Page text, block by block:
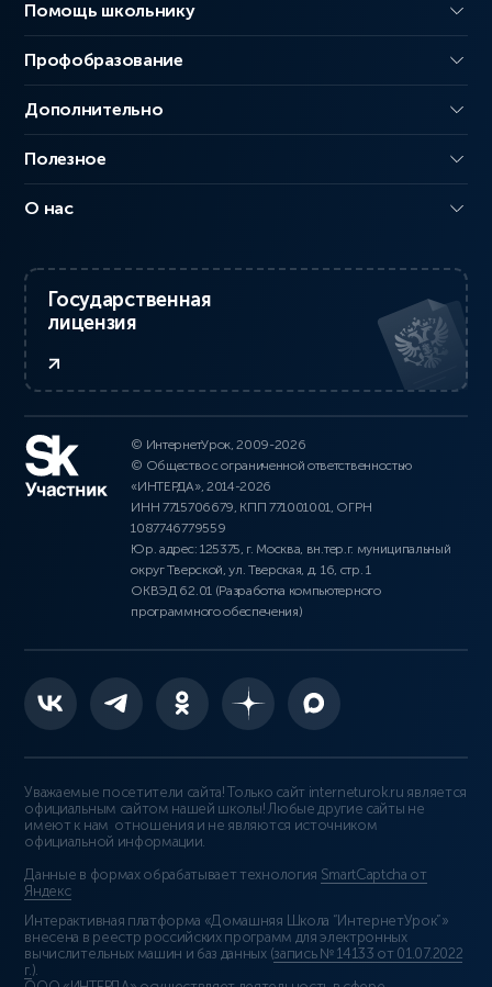
Помощь школьнику
Профобразование
Дополнительно
Полезное
О нас
Государственная
лицензия
© ИнтернетУрок, 2009-2026
© Общество с ограниченной ответственностью
«ИНТЕРДА», 2014-2026
ИНН 7715706679, КПП 771001001, ОГРН
1087746779559
Юр. адрес: 125375, г. Москва, вн.тер.г. муниципальный
округ Тверской, ул. Тверская, д. 16, стр. 1
ОКВЭД 62.01 (Разработка компьютерного
программного обеспечения)
Уважаемые посетители сайта! Только сайт interneturok.ru является
официальным сайтом нашей школы! Любые другие сайты не
имеют к нам отношения и не являются источником
официальной информации.
Данные в формах обрабатывает технология SmartCaptcha от
Яндекс
Интерактивная платформа «Домашняя Школа “ИнтернетУрок”»
внесена в реестр российских программ для электронных
вычислительных машин и баз данных (запись № 14133 от 01.07.2022
г.).